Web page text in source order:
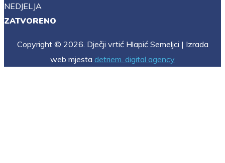
NEDJELJA
ZATVORENO
Copyright © 2026. Dječji vrtić Hlapić Semeljci | Izrada
web mjesta detriem. digital agency